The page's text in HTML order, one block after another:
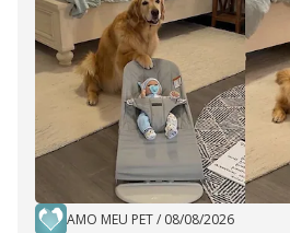
AMO MEU PET/ 08/08/2026